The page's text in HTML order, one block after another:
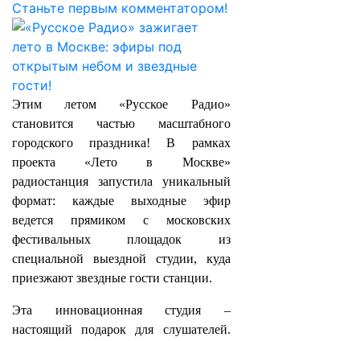
Станьте первым комментатором!
Этим летом «Русское Радио»
становится частью масштабного
городского праздника! В рамках
проекта «Лето в Москве»
радиостанция запустила уникальный
формат: каждые выходные эфир
ведется прямиком с московских
фестивальных площадок из
специальной выездной студии, куда
приезжают звездные гости станции.
Эта инновационная студия –
настоящий подарок для слушателей.